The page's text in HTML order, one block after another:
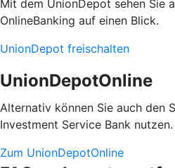
Mit dem UnionDepot sehen Sie
OnlineBanking auf einen Blick.
UnionDepot freischalten
UnionDepotOnline
Alternativ können Sie auch den
Investment Service Bank nutzen.
Zum UnionDepotOnline